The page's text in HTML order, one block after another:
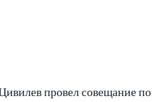
провел совещание по